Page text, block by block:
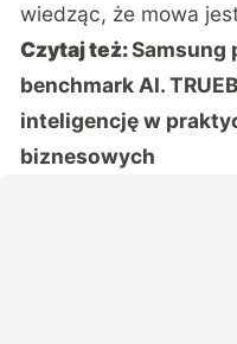
wiedząc, że mowa
Czytaj też:Samsung
benchmark AI.
inteligencję w
biznesowych